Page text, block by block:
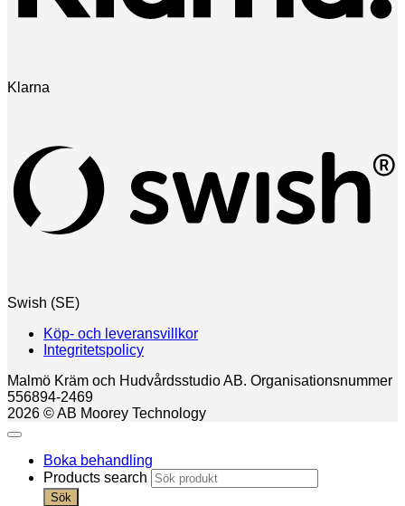
Klarna
Swish (SE)
Köp- och leveransvillkor
Integritetspolicy
Malmö Kräm och Hudvårdsstudio AB. Organisationsnummer
556894-2469
2026 © AB Moorey Technology
Boka behandling
Products search
Sök